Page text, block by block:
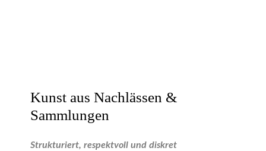
Kunst aus Nachlässen &
Sammlungen
Strukturiert, respektvoll und diskret